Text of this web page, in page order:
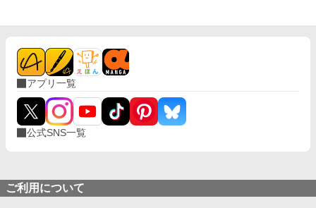
アプリ一覧
公式SNS一覧
ご利用について